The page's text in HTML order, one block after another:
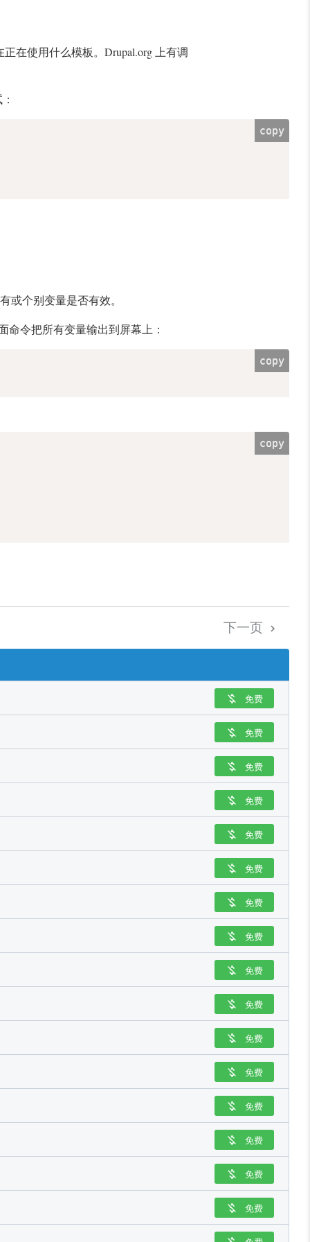
在使用什么模板。Drupal.org 上有调
copy
或个别变量是否有效。
令把所有变量输出到屏幕上：
copy
copy
下一页 
 免费
 免费
 免费
 免费
 免费
 免费
 免费
 免费
 免费
 免费
 免费
 免费
 免费
 免费
 免费
 免费